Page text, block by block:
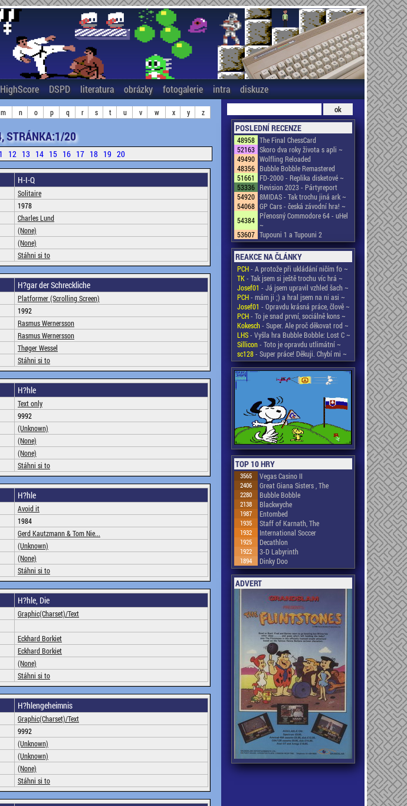
HighScore DSPD literatura obrázky fotogalerie intra diskuze
m n o p q r s t u v w x y z
STRÁNKA:1/20
12 13 14 15 16 17 18 19 20
H-I-Q
Solitaire
1978
Charles Lund
(None)
(None)
Stáhni si to
H?gar der Schreckliche
Platformer (Scrolling Screen)
1992
Rasmus Wernersson
Rasmus Wernersson
Thøger Wessel
Stáhni si to
H?hle
Text only
9992
(Unknown)
(None)
(None)
Stáhni si to
H?hle
Avoid it
1984
Gerd Kautzmann & Tom Nie...
(Unknown)
(None)
Stáhni si to
H?hle, Die
Graphic(Charset)/Text
Eckhard Borkiet
Eckhard Borkiet
(None)
Stáhni si to
H?hlengeheimnis
Graphic(Charset)/Text
9992
(Unknown)
(Unknown)
(None)
Stáhni si to
POSLEDNÍ RECENZE
48958 The Final ChessCard
52163 Skoro dva roky života s apli ~
49490 Wolfling Reloaded
48356 Bubble Bobble Remastered
51661
FD-2000 - Replika disketové ~
53336 Revision 2023 - Pártyreport
54920 8MIDAS - Tak trochu jiná ark ~
54068 GP Cars - česká závodní hra! ~
54384 Přenosný Commodore 64 - uHel
~
53607 Tupouni 1 a Tupouni 2
REAKCE NA ČLÁNKY
PCH- A protože při ukládání ničím fo ~
TK- Tak jsem si ještě trochu víc hrá ~
Josef01 - Já jsem upravil vzhled šach ~
PCH- mám ji ;) a hral jsem na ni asi ~
Josef01 - Opravdu krásná práce, člově ~
PCH- To je snad první, sociálně kons ~
Kokesch- Super. Ale proč děkovat rod ~
LHS- Vyšla hra Bubble Bobble: Lost C ~
Sillicon- Toto je opravdu utlimátní ~
sc128- Super práce! Děkuji. Chybí mi ~
TOP 10 HRY
3565 Vegas Casino II
2406 Great Giana Sisters , The
2280 Bubble Bobble
2138 Blackwyche
1987 Entombed
1935 Staff of Karnath, The
1932 International Soccer
1925 Decathlon
1922 3-D Labyrinth
1894 Dinky Doo
ADVERT